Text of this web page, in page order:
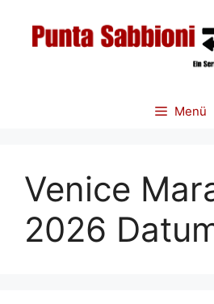
Inhalt
springen
Menü
Venice
2026